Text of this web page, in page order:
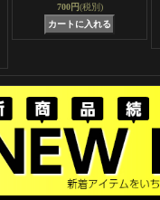
700円(税別)